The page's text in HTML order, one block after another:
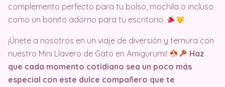
complemento perfecto para tu bolso, mochila o incluso
como un bonito adorno para tu escritorio.
¡Únete a nosotros en un viaje de diversión y ternura con
nuestro Mini Llavero de Gato en Amigurumi!
Haz
que cada momento cotidiano sea un poco más
especial con este dulce compañero que te